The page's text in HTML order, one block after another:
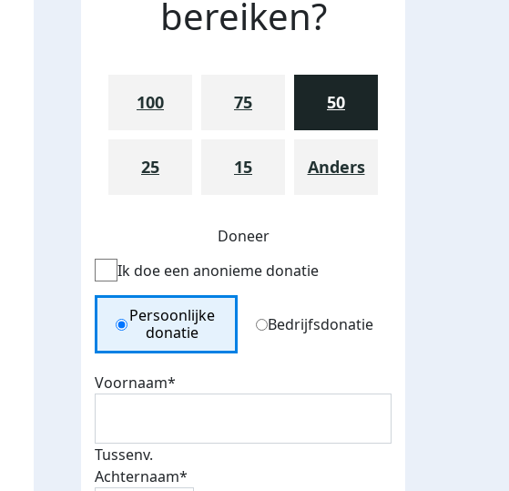
bereiken?
100 75 50
25 15 Anders
Doneer
Ik doe een anonieme donatie
Donation Type
Persoonlijke
donatie
Bedrijfsdonatie
Voornaam*
Tussenv.
Achternaam*